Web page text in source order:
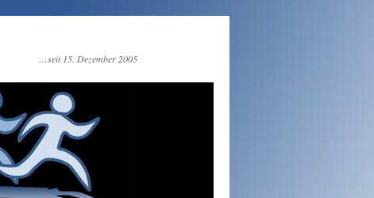
…seit 15. Dezember 2005